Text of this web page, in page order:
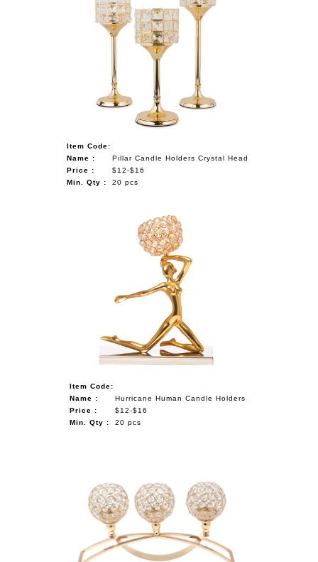
Item Code:
Name :
Pillar Candle Holders Crystal Head
Price :
$12-$16
Min. Qty :
20 pcs
Item Code:
Name :
Hurricane Human Candle Holders
Price :
$12-$16
Min. Qty :
20 pcs